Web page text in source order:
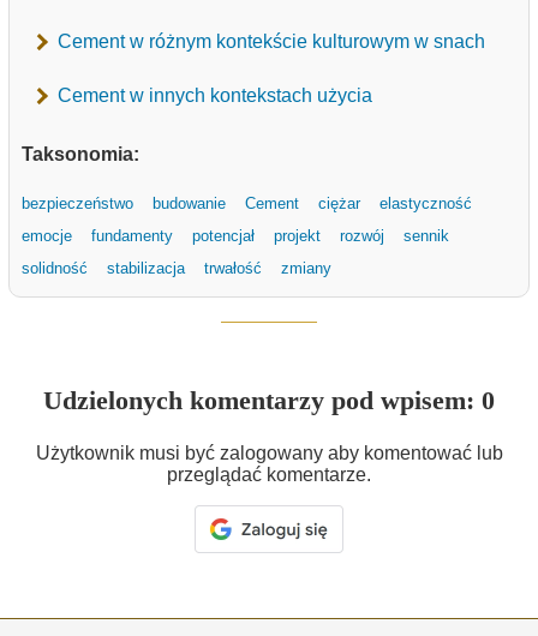
Cement w różnym kontekście kulturowym w snach
Cement w innych kontekstach użycia
Taksonomia:
bezpieczeństwo budowanie Cement ciężar
elastyczność
emocje
fundamenty potencjał projekt rozwój
sennik
solidność
stabilizacja trwałość zmiany
Udzielonych komentarzy pod wpisem: 0
Użytkownik musi być zalogowany aby komentować lub
przeglądać komentarze.